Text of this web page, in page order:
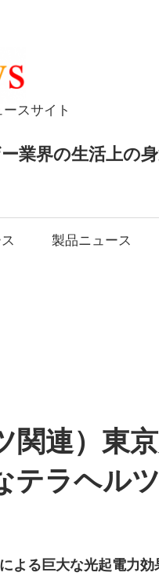
スサイト
業界の生活上の
製品ニュース
関連）東
テラヘル
よる巨大な光起電力